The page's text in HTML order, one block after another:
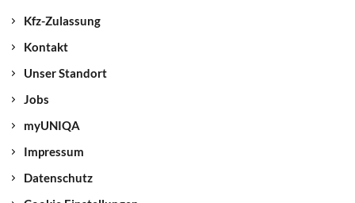
Kfz-Zulassung
Kontakt
Unser Standort
Jobs
myUNIQA
Impressum
Datenschutz